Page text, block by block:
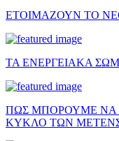
ΕΤΟΙΜΑΖΟΥΝ ΤΟ
ΤΑ ΕΝΕΡΓΕΙΑΚΑ
ΠΩΣ ΜΠΟΡΟΥΜΕ ΝΑ
ΚΥΚΛΟ ΤΩΝ